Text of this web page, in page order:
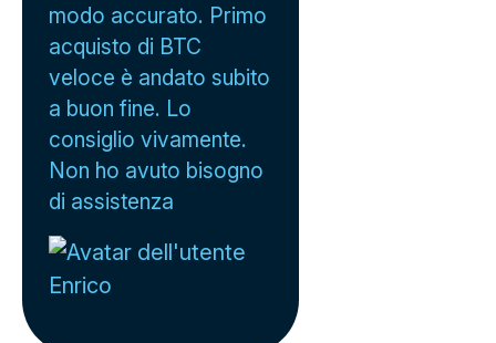
modo accurato. Primo
acquisto di BTC
veloce è andato subito
a buon fine. Lo
consiglio vivamente.
Non ho avuto bisogno
di assistenza
Enrico